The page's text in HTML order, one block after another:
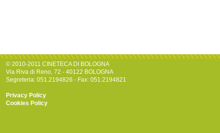
© 2010-2011 CINETECA DI BOLOGNA
Via Riva di Reno, 72 - 40122 BOLOGNA
Segreteria: 051.2194826 - Fax: 051.2194821
Privacy Policy
Cookies Policy